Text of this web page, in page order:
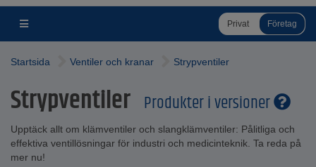
Privat Företag
Startsida Ventiler och kranar Strypventiler
Strypventiler Produkter i versioner
Upptäck allt om klämventiler och slangklämventiler: Pålitliga och
effektiva ventillösningar för industri och medicinteknik. Ta reda på
mer nu!